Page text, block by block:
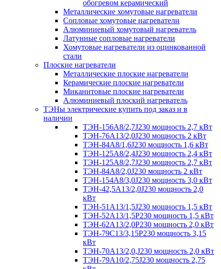
обогревом керамический
Металлические хомутовые нагреватели
Сопловые хомутовые нагреватели
Алюминиевый хомутовый нагреватель
Латунные сопловые нагреватели
Хомутовые нагреватели из оцинкованной
стали
Плоские нагреватели
Металлические плоские нагреватели
Керамические плоские нагреватели
Миканитовые плоские нагреватели
Алюминиевый плоский нагреватель
ТЭНы электрические купить под заказ и в
наличии
ТЭН-156А8/2,7J230 мощность 2,7 кВт
ТЭН-76А13/2,0J230 мощность 2 кВт
ТЭН-84А8/1,6J230 мощность 1,6 кВт
ТЭН-125А8/2,4J230 мощность 2,4 кВт
ТЭН-125А8/2,7J230 мощность 2,7 кВт
ТЭН-84А8/2,0J230 мощность 2 кВт
ТЭН-154А8/3,0J230 мощность 3,0 кВт
ТЭН-42,5А13/2,0J230 мощность 2,0
кВт
ТЭН-51А13/1,5J230 мощность 1,5 кВт
ТЭН-52А13/1,5Р230 мощность 1,5 кВт
ТЭН-62А13/2,0Р230 мощность 2,0 кВт
ТЭН-79С13/3,15Р230 мощность 3,15
кВт
ТЭН-70А13/2,0,J230 мощность 2,0 кВт
ТЭН-79А10/2,75J230 мощность 2,75